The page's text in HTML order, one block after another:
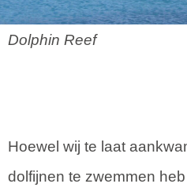
Dolphin Reef
Hoewel wij te laat
dolfijnen te zwemmen